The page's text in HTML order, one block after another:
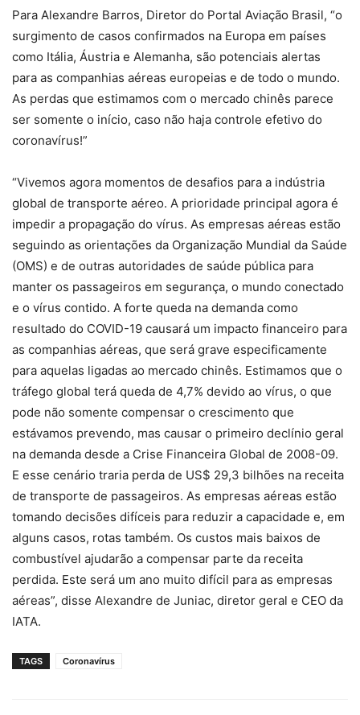
Para Alexandre Barros, Diretor do Portal Aviação Brasil, “o
surgimento de casos confirmados na Europa em países
como Itália, Áustria e Alemanha, são potenciais alertas
para as companhias aéreas europeias e de todo o mundo.
As perdas que estimamos com o mercado chinês parece
ser somente o início, caso não haja controle efetivo do
coronavírus!”
“Vivemos agora momentos de desafios para a indústria
global de transporte aéreo. A prioridade principal agora é
impedir a propagação do vírus. As empresas aéreas estão
seguindo as orientações da Organização Mundial da Saúde
(OMS) e de outras autoridades de saúde pública para
manter os passageiros em segurança, o mundo conectado
e o vírus contido. A forte queda na demanda como
resultado do COVID-19 causará um impacto financeiro para
as companhias aéreas, que será grave especificamente
para aquelas ligadas ao mercado chinês. Estimamos que o
tráfego global terá queda de 4,7% devido ao vírus, o que
pode não somente compensar o crescimento que
estávamos prevendo, mas causar o primeiro declínio geral
na demanda desde a Crise Financeira Global de 2008-09.
E esse cenário traria perda de US$ 29,3 bilhões na receita
de transporte de passageiros. As empresas aéreas estão
tomando decisões difíceis para reduzir a capacidade e, em
alguns casos, rotas também. Os custos mais baixos de
combustível ajudarão a compensar parte da receita
perdida. Este será um ano muito difícil para as empresas
aéreas”, disse Alexandre de Juniac, diretor geral e CEO da
IATA.
TAGS Coronavírus